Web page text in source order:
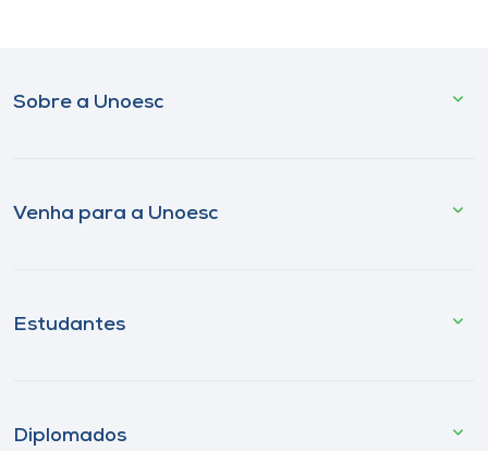
Sobre a Unoesc
Venha para a Unoesc
Estudantes
Diplomados